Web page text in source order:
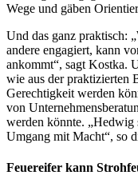
Wege und gäben
Und das ganz praktisch:
andere engagiert, kann
ankommt“, sagt Kostka.
wie aus der praktizierten
Gerechtigkeit werden
von
werden könnte. „Hedwig
Umgang mit Macht“, so
Feuereifer kann